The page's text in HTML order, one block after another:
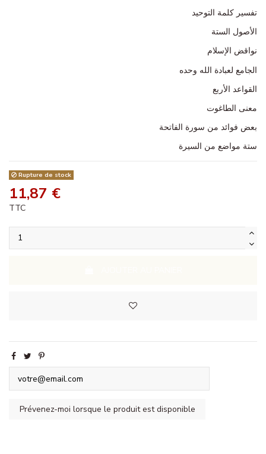
تفسير كلمة التوحيد
الأصول الستة
نواقض الإسلام
الجامع لعبادة الله وحده
القواعد الأربع
معنى الطاغوت
بعض فوائد من سورة الفاتحة
ستة مواضع من السيرة
Rupture de stock
11,87 €
TTC